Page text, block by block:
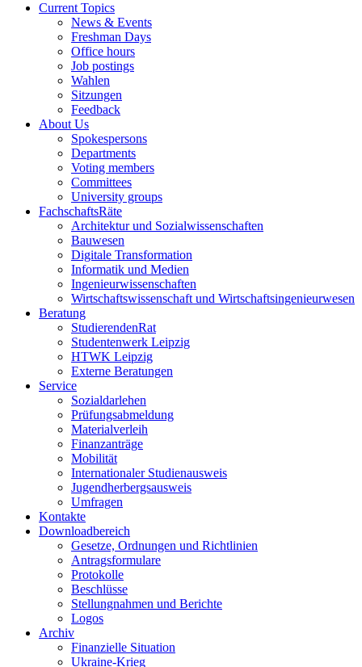
Current Topics
News & Events
Freshman Days
Office hours
Job postings
Wahlen
Sitzungen
Feedback
About Us
Spokespersons
Departments
Voting members
Committees
University groups
FachschaftsRäte
Architektur und Sozialwissenschaften
Bauwesen
Digitale Transformation
Informatik und Medien
Ingenieurwissenschaften
Wirtschaftswissenschaft und Wirtschaftsingenieurwesen
Beratung
StudierendenRat
Studentenwerk Leipzig
HTWK Leipzig
Externe Beratungen
Service
Sozialdarlehen
Prüfungsabmeldung
Materialverleih
Finanzanträge
Mobilität
Internationaler Studienausweis
Jugendherbergsausweis
Umfragen
Kontakte
Downloadbereich
Gesetze, Ordnungen und Richtlinien
Antragsformulare
Protokolle
Beschlüsse
Stellungnahmen und Berichte
Logos
Archiv
Finanzielle Situation
Ukraine-Krieg